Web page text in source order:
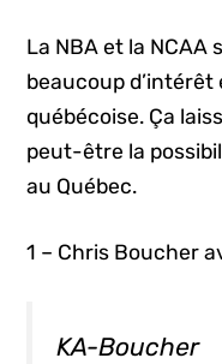
La NBA et la
beaucoup
québécoise. Ça
peut-être la
au Québec.
1 – Chris Boucher
KA-Boucher